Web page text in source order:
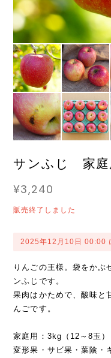
サンふじ 家
¥3,240
販売終了しました
2025年12月10日 00:00
りんごの王様。袋をかぶ
ンふじです。
果肉はかためで、酸味と
んごです。
家庭用：3kg（12～8玉）
変形果・サビ果・葉陰・